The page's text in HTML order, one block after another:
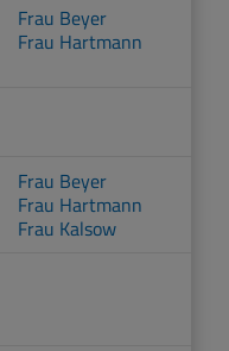
Frau Beyer
Frau Hartmann
Frau Beyer
Frau Hartmann
Frau Kalsow